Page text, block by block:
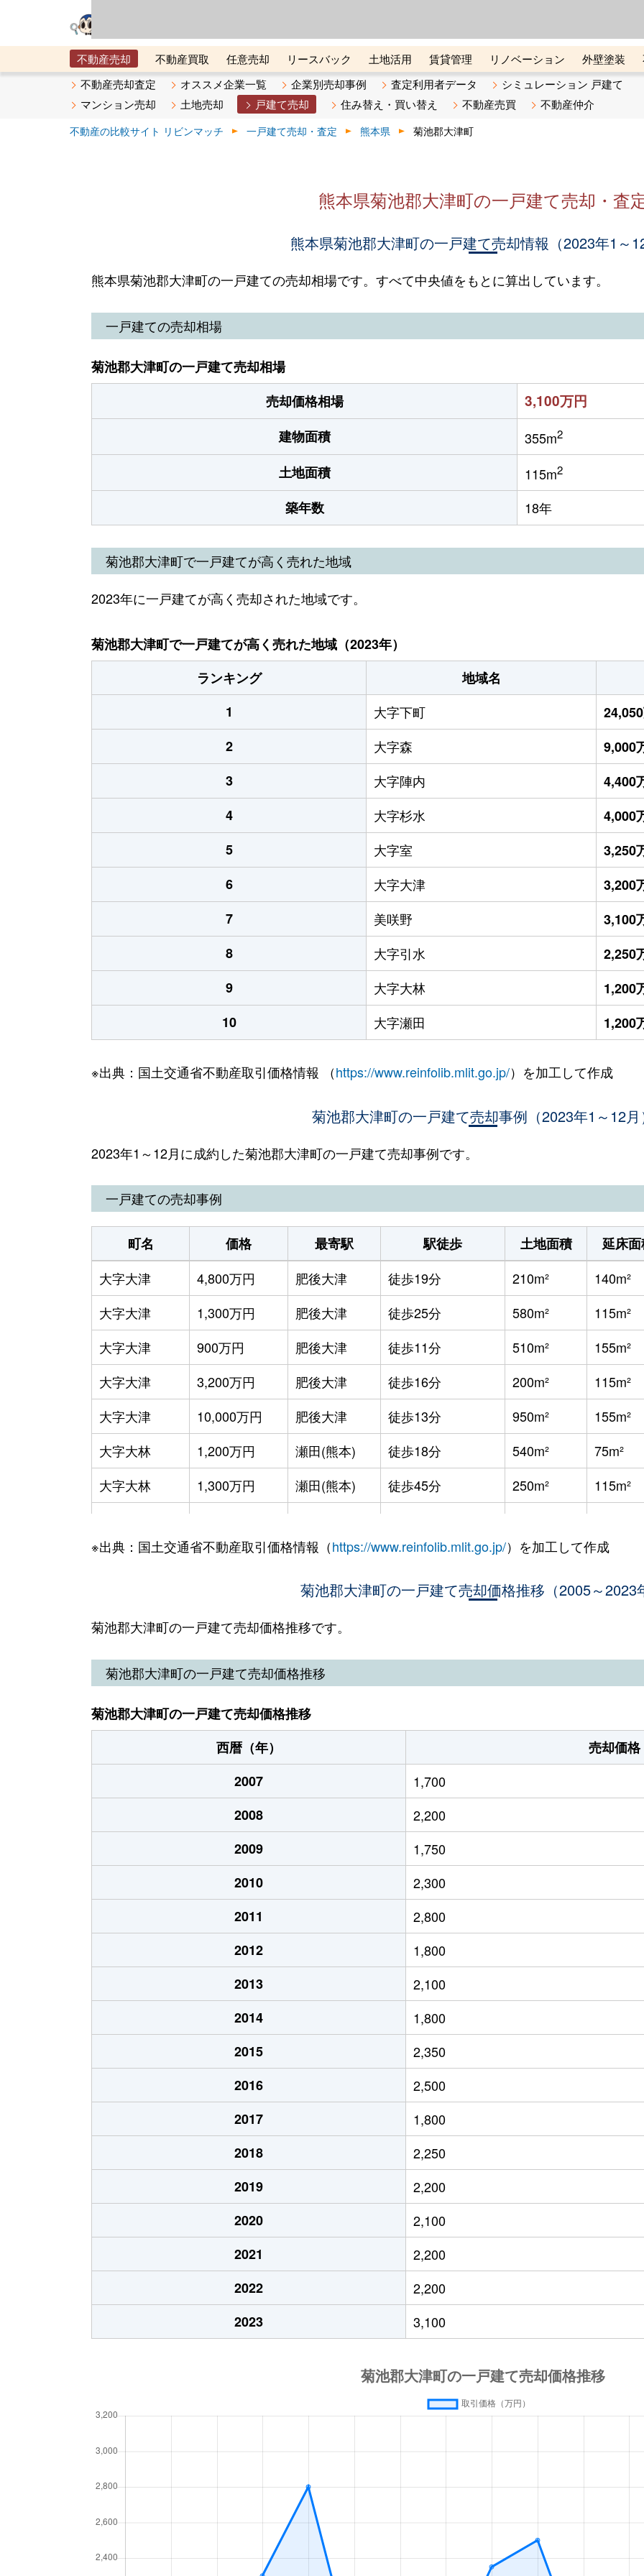
不動産売却 不動産買取 任意売却 リースバック 土地活用 賃貸管理 リノベーション 外壁塗装
メタ住宅展示場
ベスト不動産カンパニー オンライン講座 リビンマガジンBiz 不動産売却ご相談デスク
不動産売却査定 オススメ企業一覧 企業別売却事例 査定利用者データ
シミュレーション 戸建て
マンション売却
土地売却 戸建て売却 住み替え・買い替え 不動産売買 不動産仲介
不動産の比較サイト リビンマッチ 一戸建て売却・査定 熊本県 菊池郡大津町
熊本県菊池郡大津町の一戸建て売却・査
熊本県菊池郡大津町の一戸建て売却情報（2023年1～12
熊本県菊池郡大津町の一戸建ての売却相場です。すべて中央値をもとに算出しています。
一戸建ての売却相場
菊池郡大津町の一戸建て売却相場
売却価格相場
3,100万円
建物面積 355m2
土地面積 115m2
築年数 18年
菊池郡大津町で一戸建てが高く売れた地域
2023年に一戸建てが高く売却された地域です。
菊池郡大津町で一戸建てが高く売れた地域（2023年）
ランキング
地域名
1
大字下町
2
大字森
9,000
3
大字陣内
4,400
4
大字杉水
4,000
5
大字室
3,250
6
大字大津
3,200
7
美咲野
3,100
8
大字引水
2,250
9
大字大林
1,200
10
大字瀬田 1,200
※出典：国土交通省不動産取引価格情報 （https://www.reinfolib.mlit.go.jp/）を加工して作成
菊池郡大津町の一戸建て売却事例（2023年1～12月
2023年1～12月に成約した菊池郡大津町の一戸建て売却事例です。
一戸建ての売却事例
町名 価格 最寄駅 駅徒歩 土地面積 延床
大字大津
4,800万円 肥後大津 徒歩19分 210m² 140m²
大字大津
1,300万円 肥後大津 徒歩25分 580m² 115m²
大字大津
900万円 肥後大津 徒歩11分 510m² 155m²
大字大津
3,200万円 肥後大津 徒歩16分 200m² 115m²
大字大津
10,000万円 肥後大津 徒歩13分 950m² 155m²
大字大林
1,200万円 瀬田(熊本) 徒歩18分 540m² 75m²
大字大林
1,300万円 瀬田(熊本) 徒歩45分 250m² 115m²
大字下町
47,000万円 肥後大津 徒歩45分 2000m² 1600m²
肥後大津 徒歩45分 1100m² -
大字陣内
4,400万円 肥後大津
大字杉水
3,100万円 肥後大津 徒歩45分 340m² 130m²
大字杉水
6,100万円 肥後大津 徒歩45分 420m² 300m²
大字杉水
4,000万円 肥後大津 徒歩45分 380m² 300m²
大字瀬田
1,200万円 瀬田(熊本) 徒歩23分 1500m² 110m²
大字引水
1,300万円 肥後大津 徒歩45分 420m² -
大字引水
3,200万円 肥後大津 徒歩11分 640m² 110m²
大字引水
1,100万円 肥後大津 徒歩45分 200m² -
大字引水
3,500万円 肥後大津 徒歩13分 185m² 105m²
大字吹田
320万円 瀬田(熊本) 徒歩45分 140m² 80m²
大字吹田
700万円 瀬田(熊本) 徒歩28分 230m² 85m²
大字吹田
1,300万円 肥後大津 徒歩45分 230m² 120m²
美咲野
1,700万円 肥後大津 徒歩26分 260m² 130m²
美咲野
4,500万円 肥後大津 徒歩45分 250m² -
大字室
3,200万円 肥後大津 徒歩16分 185m² 100m²
大字室
3,400万円 肥後大津 徒歩20分 200m² 110m²
大字室
3,100万円 肥後大津 徒歩10分 170m² 105m²
大字室
3,300万円 肥後大津 徒歩11分 360m² 110m²
大字室
85,000万円 肥後大津 徒歩45分 2000m² 1400m²
9,000万円
※出典：国土交通省不動産取引価格情報（https://www.reinfolib.mlit.go.jp/）を加工して作成
菊池郡大津町の一戸建て売却価格推移（2005～2023
菊池郡大津町の一戸建て売却価格推移です。
菊池郡大津町の一戸建て売却価格推移
菊池郡大津町の一戸建て売却価格推移
西暦（年）
売却価格
2007
1,700
2008
2,200
2009
1,750
2010
2,300
2011
2,800
2012
1,800
2013
2,100
2014
1,800
2015
2,350
2016
2,500
2017
1,800
2018
2,250
2019
2,200
2020
2,100
2021
2,200
2022
2,200
2023
3,100